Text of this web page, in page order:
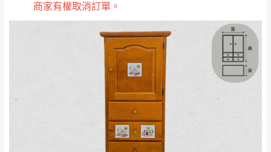
商家有權取消訂單。
＊A108產品另收運費
來、平溪、九份、
石門、林口 下福
里、新店山區、三
峽山區、石碇、坪
林、福隆、淡水山
區、北投湖山路、
$ 9,000以上：免
配送範圍：
苗栗至基隆；其它地區暫不開放，如因特殊
地型限制(山區、鄉、鎮、村)、樓梯太小、無
法搬運上樓等因素，導致無法配送，
本公司
保有出貨的權利。
保護物流人員的工作安全，賣家無提供吊掛
服務，若需以吊車或其他的吊掛方式吊運，
費用將由買方自行支付。
因大型傢俱有組裝、配送的問題，並非一般